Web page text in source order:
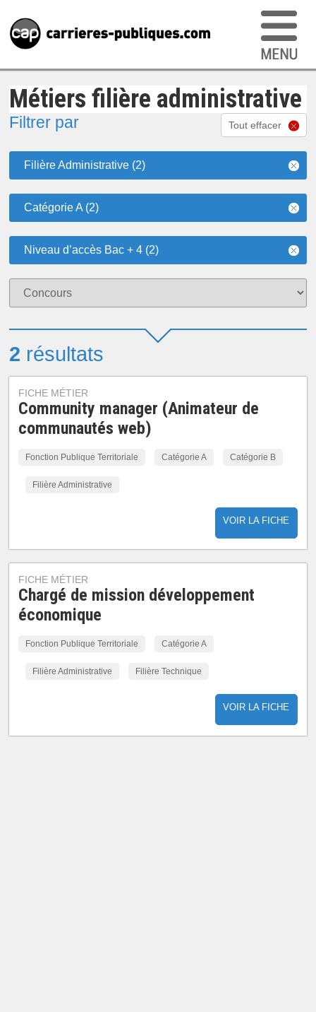
Métiers filière administrative
Filtrer par Tout effacer
Filière Administrative (2)
Catégorie A (2)
Niveau d’accès Bac + 4 (2)
2 résultats
FICHE MÉTIER
Community manager (Animateur de
communautés web)
Fonction Publique Territoriale Catégorie A Catégorie B
Filière Administrative
VOIR LA FICHE
FICHE MÉTIER
Chargé de mission développement
économique
Fonction Publique Territoriale Catégorie A
Filière Administrative Filière Technique
VOIR LA FICHE